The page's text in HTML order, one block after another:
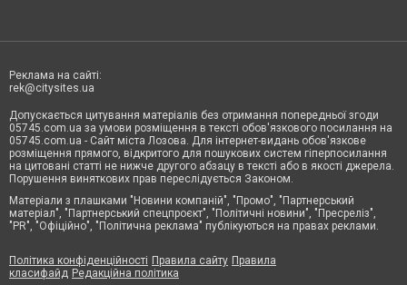
Реклама на сайті:
rek@citysites.ua
Допускається цитування матеріалів без отримання попередньої згоди
05745.com.ua за умови розміщення в тексті обов'язкового посилання на
05745.com.ua - Сайт міста Лозова. Для інтернет-видань обов'язкове
розміщення прямого, відкритого для пошукових систем гіперпосилання
на цитовані статті не нижче другого абзацу в тексті або в якості джерела.
Порушення виняткових прав переслідується Законом.
Матеріали з плашками "Новини компаній", "Промо", "Партнерський
матеріал", "Партнерський спецпроєкт", "Політичні новини", "Пресреліз",
"PR", "Офіційно", "Політична реклама" публікуються на правах реклами.
Політика конфіденційності Правила сайту Правила
класифайд Редакційна політика